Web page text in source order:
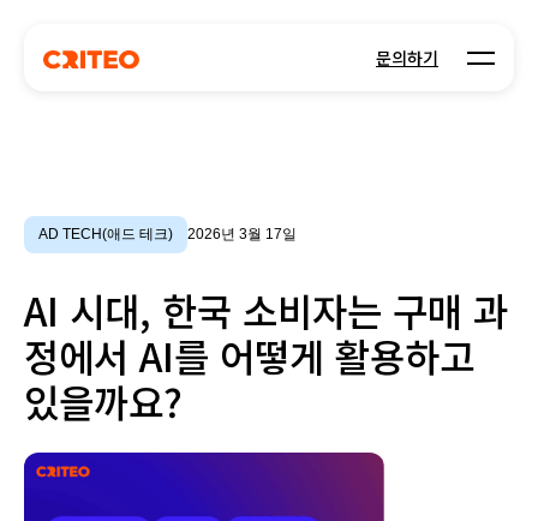
문의하기 Open
AD TECH(애드 테크) 2026년 3월 17일
AI 시대, 한국 소비자는 구매 과
정에서 AI를 어떻게 활용하고
있을까요?